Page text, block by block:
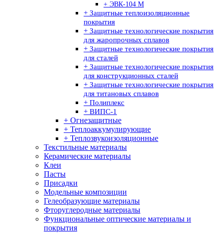
+ ЭВК-104 М
+ Защитные теплоизоляционные
покрытия
+ Защитные технологические покрытия
для жаропрочных сплавов
+ Защитные технологические покрытия
для сталей
+ Защитные технологические покрытия
для конструкционных сталей
+ Защитные технологические покрытия
для титановых сплавов
+ Полиплекс
+ ВИПС-1
+ Огнезащитные
+ Теплоаккумулирующие
+ Теплозвукоизоляционные
Текстильные материалы
Керамические материалы
Клеи
Пасты
Присадки
Модельные композиции
Гелеобразующие материалы
Фторуглеродные материалы
Функциональные оптические материалы и
покрытия